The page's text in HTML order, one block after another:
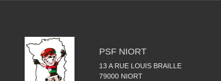
PSF NIORT
13 A RUE LOUIS BRAILLE
79000 NIORT